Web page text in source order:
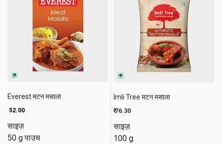
Everest मटन मसाला
₹ 52.00
साइज़
50 g पाउच
Imli Tree मटन मसाला
₹ 76.30
साइज़
100 g